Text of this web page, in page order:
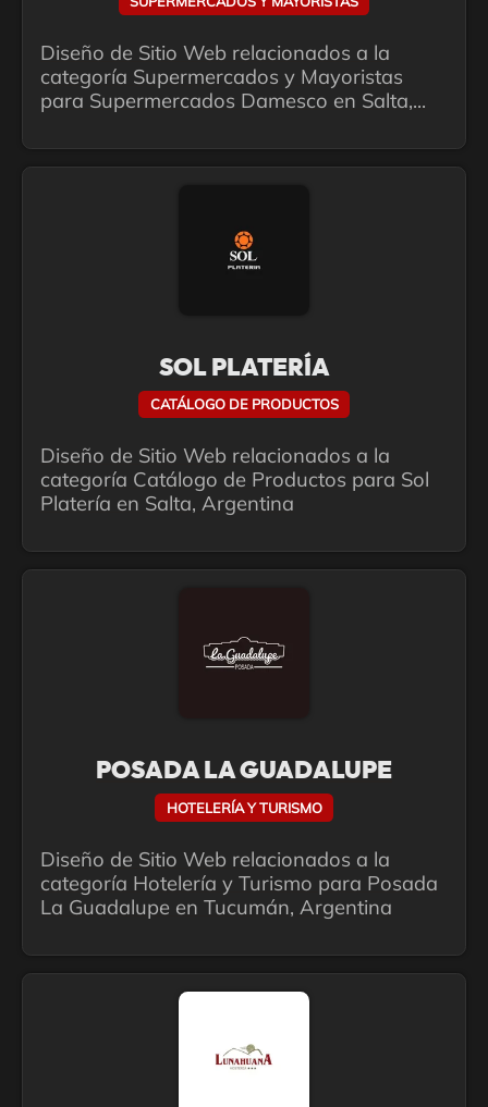
Diseño de Sitio Web relacionados a la
categoría Supermercados y Mayoristas
para Supermercados Damesco en Salta,...
SOL PLATERÍA
CATÁLOGO DE PRODUCTOS
Diseño de Sitio Web relacionados a la
categoría Catálogo de Productos para Sol
Platería en Salta, Argentina
POSADA LA GUADALUPE
HOTELERÍA Y TURISMO
Diseño de Sitio Web relacionados a la
categoría Hotelería y Turismo para Posada
La Guadalupe en Tucumán, Argentina